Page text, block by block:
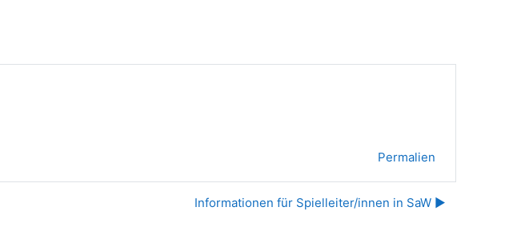
Permalien
Informationen für Spielleiter/innen in SaW ▶︎